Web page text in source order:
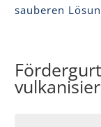
sauberen